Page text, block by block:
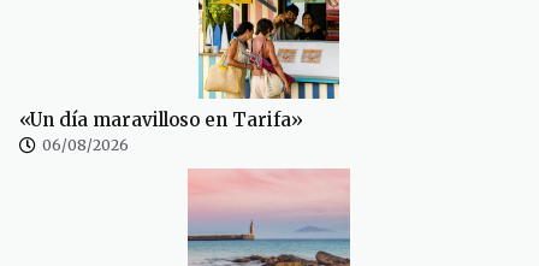
«Un día maravilloso en Tarifa»
06/08/2026